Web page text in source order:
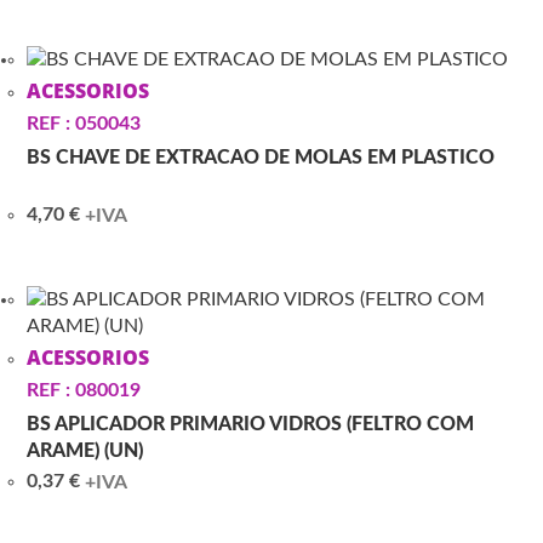
ACESSORIOS
REF : 050043
BS CHAVE DE EXTRACAO DE MOLAS EM PLASTICO
4,70€ +IVA
ACESSORIOS
REF : 080019
BS APLICADOR PRIMARIO VIDROS (FELTRO COM
ARAME) (UN)
0,37€ +IVA